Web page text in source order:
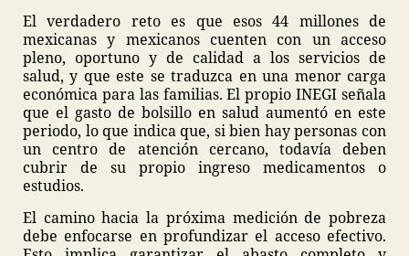
El verdadero reto es que esos 44 millones de
mexicanas y mexicanos cuenten con un acceso
pleno, oportuno y de calidad a los servicios de
salud, y que este se traduzca en una menor carga
económica para las familias. El propio INEGI señala
que el gasto de bolsillo en salud aumentó en este
periodo, lo que indica que, si bien hay personas con
un centro de atención cercano, todavía deben
cubrir de su propio ingreso medicamentos o
estudios.
El camino hacia la próxima medición de pobreza
debe enfocarse en profundizar el acceso efectivo.